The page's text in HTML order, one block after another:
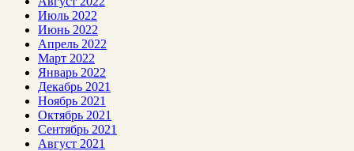
Июль 2022
Июнь 2022
Апрель 2022
Март 2022
Январь 2022
Декабрь 2021
Ноябрь 2021
Октябрь 2021
Сентябрь 2021
Август 2021